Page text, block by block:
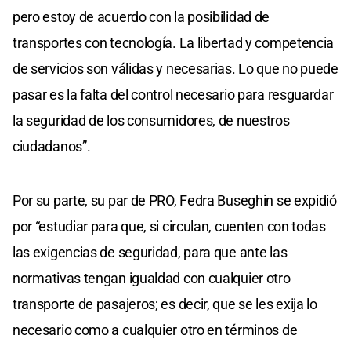
pero estoy de acuerdo con la posibilidad de
transportes con tecnología. La libertad y competencia
de servicios son válidas y necesarias. Lo que no puede
pasar es la falta del control necesario para resguardar
la seguridad de los consumidores, de nuestros
ciudadanos”.
Por su parte, su par de PRO, Fedra Buseghin se expidió
por “estudiar para que, si circulan, cuenten con todas
las exigencias de seguridad, para que ante las
normativas tengan igualdad con cualquier otro
transporte de pasajeros; es decir, que se les exija lo
necesario como a cualquier otro en términos de